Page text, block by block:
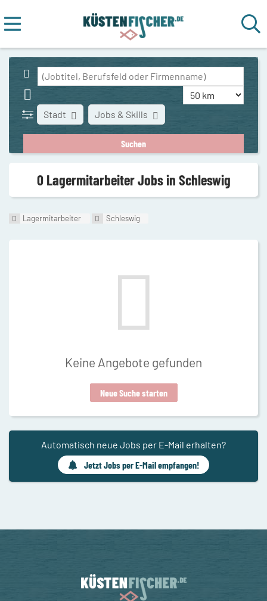
Stadt Jobs & Skills
0 Lagermitarbeiter Jobs in Schleswig
Lagermitarbeiter Schleswig
Keine Angebote gefunden
Neue Suche starten
Automatisch neue Jobs per E-Mail erhalten?
Jetzt Jobs per E-Mail empfangen!